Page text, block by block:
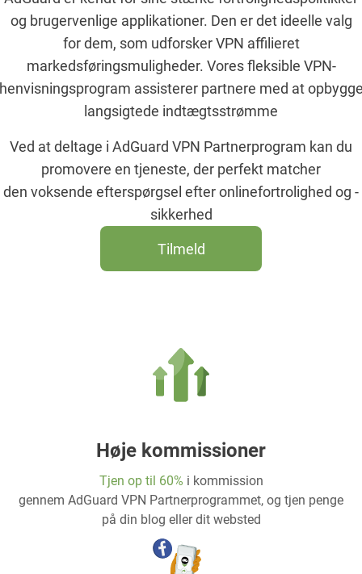
og brugervenlige applikationer. Den er det ideelle valg
for dem, som udforsker VPN affilieret
markedsføringsmuligheder. Vores fleksible VPN-
assisterer partnere med at
langsigtede indtægtsstrømme
Ved at deltage i AdGuard VPN Partnerprogram kan du
promovere en tjeneste, der perfekt matcher
den voksende efterspørgsel efter onlinefortrolighed og -
sikkerhed
Tilmeld
Høje kommissioner
Tjen op til 60% i kommission
gennem AdGuard VPN Partnerprogrammet, og tjen penge
på din blog eller dit websted